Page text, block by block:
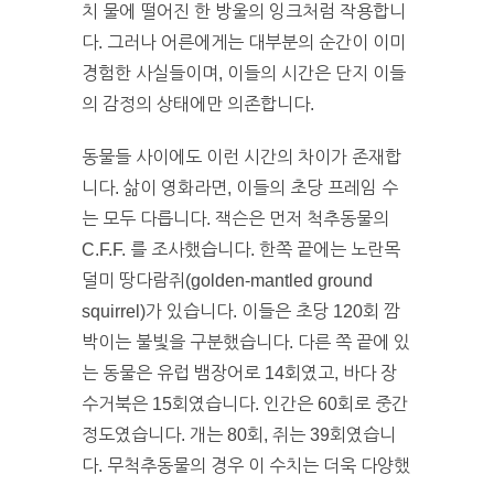
치 물에 떨어진 한 방울의 잉크처럼 작용합니
다. 그러나 어른에게는 대부분의 순간이 이미
경험한 사실들이며, 이들의 시간은 단지 이들
의 감정의 상태에만 의존합니다.
동물들 사이에도 이런 시간의 차이가 존재합
니다. 삶이 영화라면, 이들의 초당 프레임 수
는 모두 다릅니다. 잭슨은 먼저 척추동물의
C.F.F. 를 조사했습니다. 한쪽 끝에는 노란목
덜미 땅다람쥐(golden-mantled ground
squirrel)가 있습니다. 이들은 초당 120회 깜
박이는 불빛을 구분했습니다. 다른 쪽 끝에 있
는 동물은 유럽 뱀장어로 14회였고, 바다 장
수거북은 15회였습니다. 인간은 60회로 중간
정도였습니다. 개는 80회, 쥐는 39회였습니
다. 무척추동물의 경우 이 수치는 더욱 다양했